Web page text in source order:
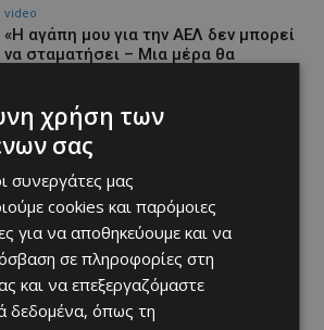
video
«Η αγάπη μου για την ΑΕΛ δεν μπορεί
να σταματήσει – Μια μέρα θα
χρήση των
σας
συνεργάτες μας
cookies και παρόμοιες
για να αποθηκεύουμε και να
σε πληροφορίες στη
και να επεξεργαζόμαστε
δεδομένα, όπως τη